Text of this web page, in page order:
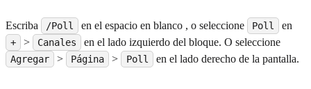
Escriba /Poll en el espacio en blanco , o seleccione Poll en
+ > Canales en el lado izquierdo del bloque. O seleccione
Agregar > Página > Poll en el lado derecho de la pantalla.